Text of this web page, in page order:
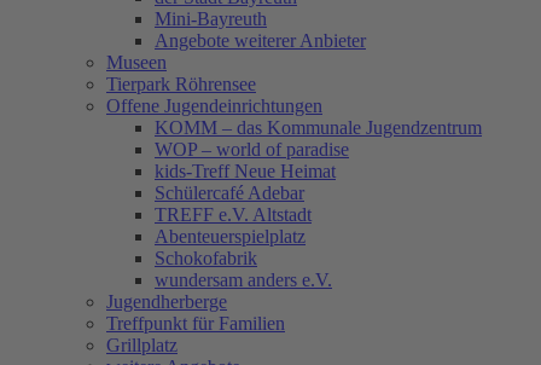
Mini-Bayreuth
Angebote weiterer Anbieter
Museen
Tierpark Röhrensee
Offene Jugendeinrichtungen
KOMM – das Kommunale Jugendzentrum
WOP – world of paradise
kids-Treff Neue Heimat
Schülercafé Adebar
TREFF e.V. Altstadt
Abenteuerspielplatz
Schokofabrik
wundersam anders e.V.
Jugendherberge
Treffpunkt für Familien
Grillplatz